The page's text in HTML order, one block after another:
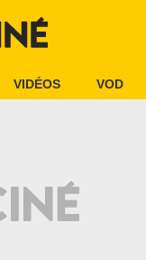
VIDÉOS VOD